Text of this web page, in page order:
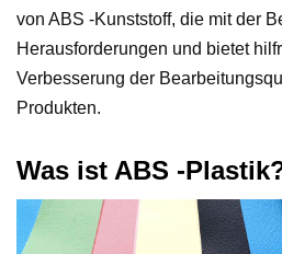
von ABS -Kunststoff, die mit der
Herausforderungen und bietet
Verbesserung der
Produkten.
Was ist ABS -